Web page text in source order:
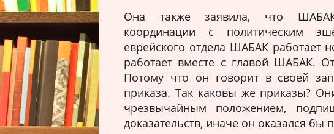
Она также заявила, что
координации с политическим
еврейского отдела ШАБАК работает
работает вместе с главой ШАБАК.
Потому что он говорит в своей
приказа. Так каковы же приказы?
чрезвычайным положением,
доказательств, иначе он оказался бы